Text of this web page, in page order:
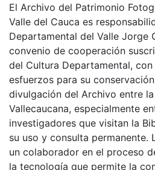
El Archivo del Patrimonio
Valle del Cauca es
Departamental del Valle Jorge
convenio de cooperación
del Cultura Departamental,
esfuerzos para su
divulgación del Archivo entre
Vallecaucana, especialmente
investigadores que visitan la
su uso y consulta permanente.
un colaborador en el proceso
la tecnología que permite la